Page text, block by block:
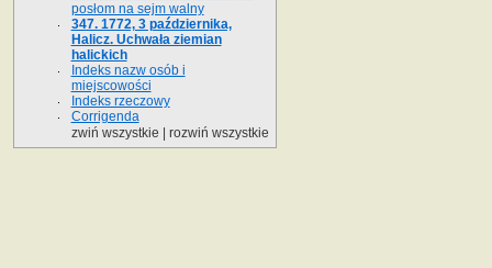
posłom na sejm walny
347. 1772, 3 października,
Halicz. Uchwała ziemian
halickich
Indeks nazw osób i
miejscowości
Indeks rzeczowy
Corrigenda
zwiń wszystkie
rozwiń wszystkie